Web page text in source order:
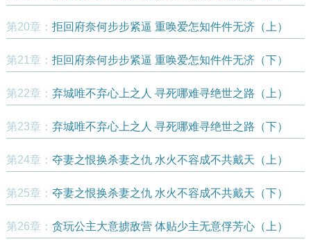
第20章： 拒回府奈何步步紧逼 重唤爱怎知件件无济（上）
第21章： 拒回府奈何步步紧逼 重唤爱怎知件件无济（下）
第22章： 弃城唯不弃心上之人 寻死哪难寻绝世之路（上）
第23章： 弃城唯不弃心上之人 寻死哪难寻绝世之路（下）
第24章： 夺妻之恨换杀妻之仇 水火不容成不共戴天（上）
第25章： 夺妻之恨换杀妻之仇 水火不容成不共戴天（下）
第26章： 贪玩公主大意掳敌营 体贴少主无意俘芳心（上）